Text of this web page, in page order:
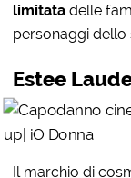
limitata delle
personaggi dello
Estee
Il marchio di